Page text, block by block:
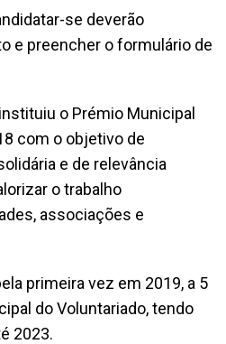
se deverão
e preencher o formulário de
o Prémio Municipal
com o objetivo de
e de relevância
o trabalho
associações e
primeira vez em 2019, a 5
do Voluntariado, tendo
2023.